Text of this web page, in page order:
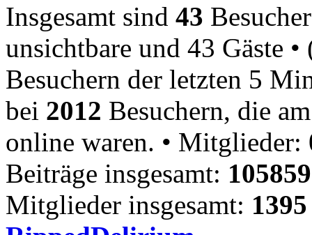
Insgesamt sind 43
unsichtbare und 43 Gäste
Besuchern der letzten 5
bei 2012 Besuchern, die
online waren. •
Beiträge insgesamt: 105859
Mitglieder insgesamt: 1395